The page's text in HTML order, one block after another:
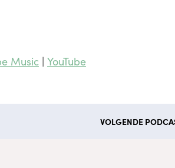
Music | YouTube
VOLGENDE